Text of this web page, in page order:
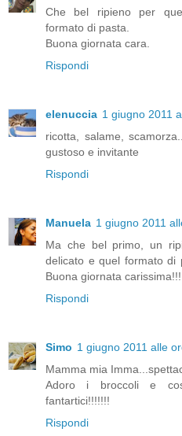
Che bel ripieno per
formato di pasta.
Buona giornata cara.
Rispondi
elenuccia 1 giugno 2011
ricotta, salame,
gustoso e invitante
Rispondi
Manuela 1 giugno 2011
Ma che bel primo, un
delicato e quel formato di
Buona giornata carissima!!!
Rispondi
Simo 1 giugno 2011 alle
Mamma mia
Adoro i broccoli e
fantartici!!!!!!!
Rispondi